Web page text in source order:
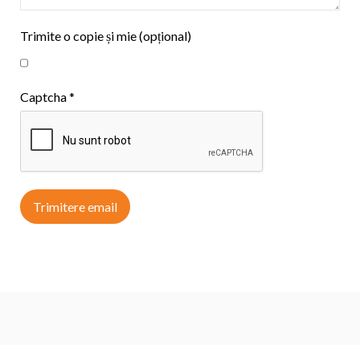
Trimite o copie și mie(opțional)
Captcha*
Trimitere email